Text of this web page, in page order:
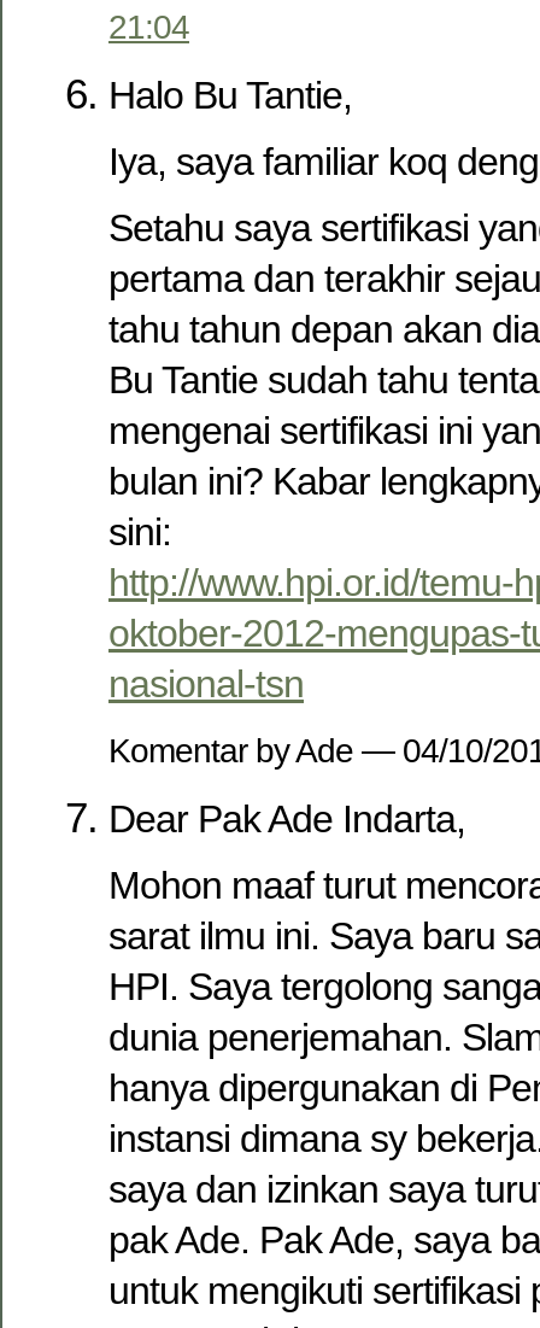
21:04
Halo Bu Tantie,
Iya, saya familiar koq
Setahu saya sertifikasi
pertama dan terakhir
tahu tahun depan akan
Bu Tantie sudah tahu
mengenai sertifikasi ini
bulan ini? Kabar
sini:
http://www.hpi.or.id/temu-
oktober-2012-mengupas-
nasional-tsn
Komentar by Ade — 04/10/
Dear Pak Ade Indarta,
Mohon maaf turut
sarat ilmu ini. Saya baru
HPI. Saya tergolong
dunia penerjemahan.
hanya dipergunakan di
instansi dimana sy
saya dan izinkan saya
pak Ade. Pak Ade, saya
untuk mengikuti sertifikasi